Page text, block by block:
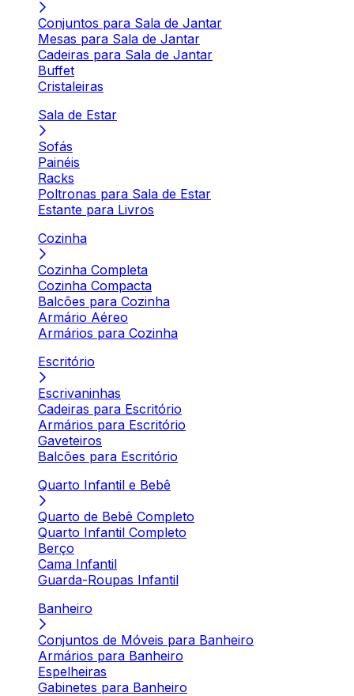
Conjuntos para Sala de Jantar
Mesas para Sala de Jantar
Cadeiras para Sala de Jantar
Buffet
Cristaleiras
Sala de Estar
Sofás
Painéis
Racks
Poltronas para Sala de Estar
Estante para Livros
Cozinha
Cozinha Completa
Cozinha Compacta
Balcões para Cozinha
Armário Aéreo
Armários para Cozinha
Escritório
Escrivaninhas
Cadeiras para Escritório
Armários para Escritório
Gaveteiros
Balcões para Escritório
Quarto Infantil e Bebê
Quarto de Bebê Completo
Quarto Infantil Completo
Berço
Cama Infantil
Guarda-Roupas Infantil
Banheiro
Conjuntos de Móveis para Banheiro
Armários para Banheiro
Espelheiras
Gabinetes para Banheiro